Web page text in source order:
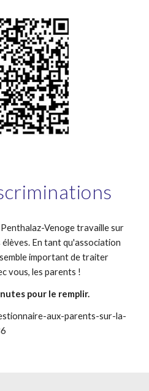
Venoge travaille sur
En tant qu'association
important de traiter
vous, les parents !
pour le remplir.
aux-parents-sur-la-